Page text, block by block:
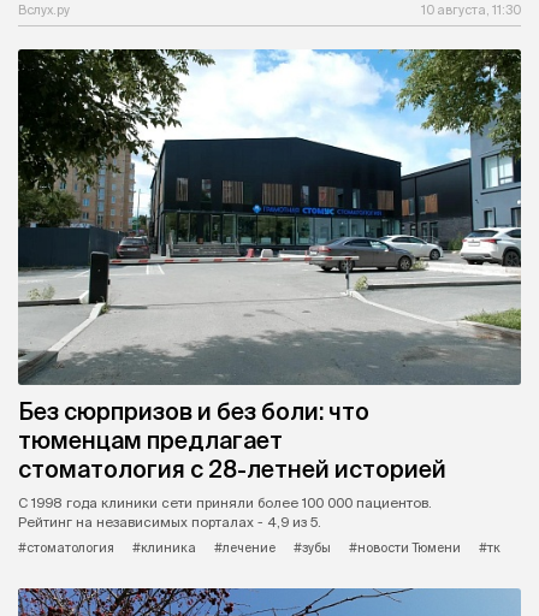
Вслух.ру 10 августа, 11:30
Без сюрпризов и без боли: что
тюменцам предлагает
стоматология с 28-летней историей
С 1998 года клиники сети приняли более 100 000 пациентов.
Рейтинг на независимых порталах - 4,9 из 5.
#стоматология
#клиника #лечение #зубы #новости Тюмени #тк